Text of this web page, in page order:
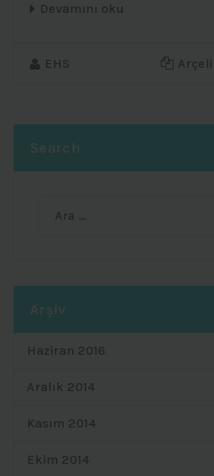
Devamını oku
EHS
Search
Arşiv
Haziran 2016
Aralık 2014
Kasım 2014
Ekim 2014